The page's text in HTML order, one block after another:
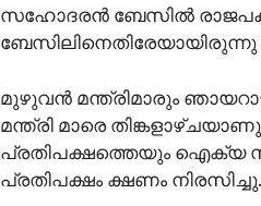
സഹോദരന്‍ ബേസില്‍
മുഴുവന്‍ മന്ത്രിമാരും
മന്ത്രി മാരെ
പ്രതിപക്ഷത്തെയും ഐക്യ
പ്രതിപക്ഷം ക്ഷണം നിരസിച്ചു.